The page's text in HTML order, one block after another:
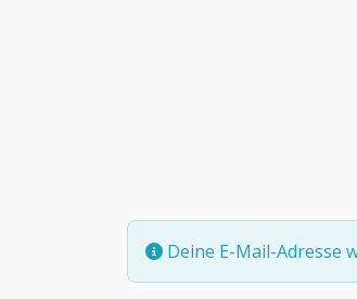
Deine E-Mail-Adresse